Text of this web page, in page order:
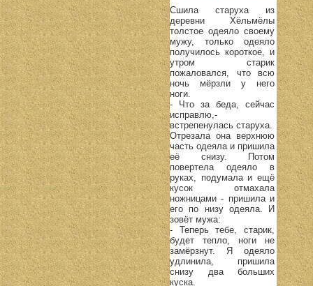
Сшила старуха из
деревни Хёльмёлы
толстое одеяло своему
мужу, только одеяло
получилось короткое, и
утром старик
пожаловался, что всю
ночь мёрзли у него
ноги.
- Что за беда, сейчас
исправлю,-
встрепенулась старуха.
Отрезала она верхнюю
часть одеяла и пришила
её снизу. Потом
повертела одеяло в
руках, подумала и ещё
кусок отмахала
ножницами - пришила и
его по низу одеяла. И
зовёт мужа:
- Теперь тебе, старик,
будет тепло, ноги не
замёрзнут. Я одеяло
удлинила, пришила
снизу два больших
куска.